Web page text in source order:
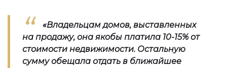
«Владельцам домов, выставленных
на продажу, она якобы платила 10-15% от
стоимости недвижимости. Остальную
сумму обещала отдать в ближайшее